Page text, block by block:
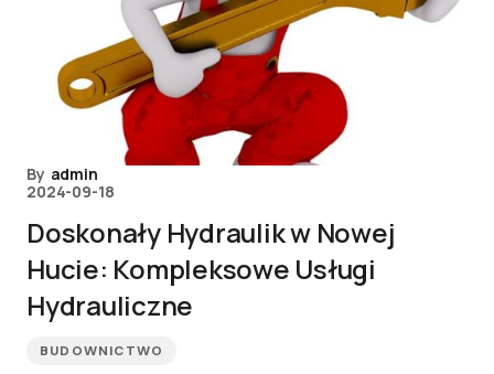
By admin
2024-09-18
Doskonały Hydraulik w Nowej
Hucie: Kompleksowe Usługi
Hydrauliczne
BUDOWNICTWO